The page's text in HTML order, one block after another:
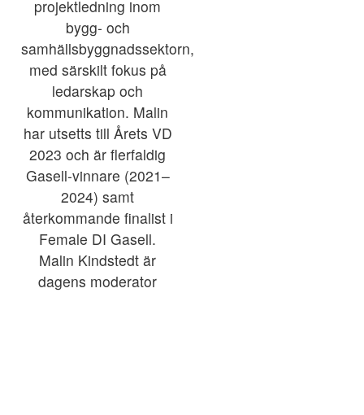
projektledning inom
bygg- och
samhällsbyggnadssektorn,
med särskilt fokus på
ledarskap och
kommunikation. Malin
har utsetts till Årets VD
2023 och är flerfaldig
Gasell-vinnare (2021–
2024) samt
återkommande finalist i
Female DI Gasell.
Malin Kindstedt är
dagens moderator